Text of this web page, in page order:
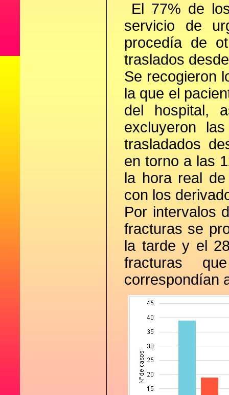
El 77% de
servicio de
procedía de
traslados
Se recogieron
la que el
del hospital,
excluyeron
trasladados
en torno a las
la hora real
con los
Por intervalos
fracturas se
la tarde y el
fracturas
correspondían